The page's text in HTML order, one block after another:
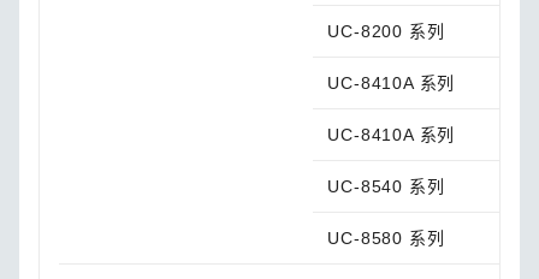
UC-8200 系列
UC-8410A 系列
UC-8410A 系列
UC-8540 系列
UC-8580 系列